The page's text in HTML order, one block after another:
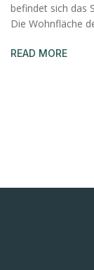
befindet sich das
Die Wohnfläche
READ MORE